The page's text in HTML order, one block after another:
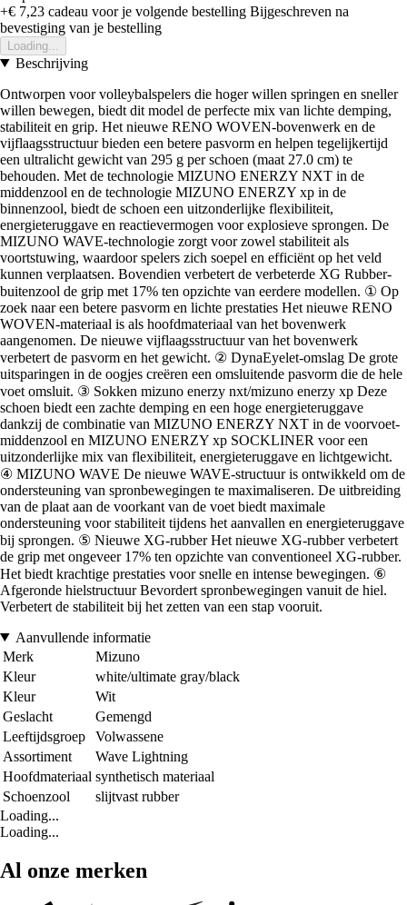
+€ 7,23 cadeau voor je volgende bestelling Bijgeschreven na
bevestiging van je bestelling
Loading...
Beschrijving
Ontworpen voor volleybalspelers die hoger willen springen en sneller
willen bewegen, biedt dit model de perfecte mix van lichte demping,
stabiliteit en grip. Het nieuwe RENO WOVEN-bovenwerk en de
vijflaagsstructuur bieden een betere pasvorm en helpen tegelijkertijd
een ultralicht gewicht van 295 g per schoen (maat 27.0 cm) te
behouden. Met de technologie MIZUNO ENERZY NXT in de
middenzool en de technologie MIZUNO ENERZY xp in de
binnenzool, biedt de schoen een uitzonderlijke flexibiliteit,
energieteruggave en reactievermogen voor explosieve sprongen. De
MIZUNO WAVE-technologie zorgt voor zowel stabiliteit als
voortstuwing, waardoor spelers zich soepel en efficiënt op het veld
kunnen verplaatsen. Bovendien verbetert de verbeterde XG Rubber-
buitenzool de grip met 17% ten opzichte van eerdere modellen. ① Op
zoek naar een betere pasvorm en lichte prestaties Het nieuwe RENO
WOVEN-materiaal is als hoofdmateriaal van het bovenwerk
aangenomen. De nieuwe vijflaagsstructuur van het bovenwerk
verbetert de pasvorm en het gewicht. ② DynaEyelet-omslag De grote
uitsparingen in de oogjes creëren een omsluitende pasvorm die de hele
voet omsluit. ③ Sokken mizuno enerzy nxt/mizuno enerzy xp Deze
schoen biedt een zachte demping en een hoge energieteruggave
dankzij de combinatie van MIZUNO ENERZY NXT in de voorvoet-
middenzool en MIZUNO ENERZY xp SOCKLINER voor een
uitzonderlijke mix van flexibiliteit, energieteruggave en lichtgewicht.
④ MIZUNO WAVE De nieuwe WAVE-structuur is ontwikkeld om de
ondersteuning van spronbewegingen te maximaliseren. De uitbreiding
van de plaat aan de voorkant van de voet biedt maximale
ondersteuning voor stabiliteit tijdens het aanvallen en energieteruggave
bij sprongen. ⑤ Nieuwe XG-rubber Het nieuwe XG-rubber verbetert
de grip met ongeveer 17% ten opzichte van conventioneel XG-rubber.
Het biedt krachtige prestaties voor snelle en intense bewegingen. ⑥
Afgeronde hielstructuur Bevordert spronbewegingen vanuit de hiel.
Verbetert de stabiliteit bij het zetten van een stap vooruit.
Aanvullende informatie
Merk
Mizuno
Kleur
white/ultimate gray/black
Kleur
Wit
Geslacht
Gemengd
Leeftijdsgroep
Volwassene
Assortiment
Wave Lightning
Hoofdmateriaal synthetisch materiaal
Schoenzool
slijtvast rubber
Loading...
Loading...
Al onze merken